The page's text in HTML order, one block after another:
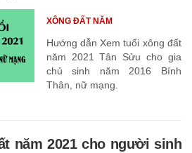
Hướng dẫn Xem tuổi xông đất
năm 2021 Tân Sửu cho gia
chủ sinh năm 2016 Bính
Thân, nữ mạng.
XÔNG ĐẤT NĂM
năm 2021 cho người sinh